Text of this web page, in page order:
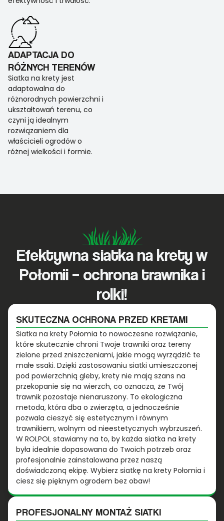
ADAPTACJA DO
RÓŻNYCH TERENÓW
Siatka na krety jest
adaptowalna do
różnorodnych powierzchni i
ukształtowań terenu, co
czyni ją idealnym
rozwiązaniem dla
właścicieli ogrodów o
różnej wielkości i formie.
Efektywna siatka na krety w
Połomii – ochrona trawnika i
rolki!
SKUTECZNA OCHRONA PRZED KRETAMI
Siatka na krety Połomia to nowoczesne rozwiązanie,
które skutecznie chroni Twoje trawniki oraz tereny
zielone przed zniszczeniami, jakie mogą wyrządzić te
małe ssaki. Dzięki zastosowaniu siatki umieszczonej
pod powierzchnią gleby, krety nie mają szans na
przekopanie się na wierzch, co oznacza, że Twój
trawnik pozostaje nienaruszony. To ekologiczna
metoda, która dba o zwierzęta, a jednocześnie
pozwala cieszyć się estetycznym i równym
trawnikiem, wolnym od nieestetycznych wybrzuszeń.
W ROLPOL stawiamy na to, by każda siatka na krety
była idealnie dopasowana do Twoich potrzeb oraz
profesjonalnie zainstalowana przez naszą
doświadczoną ekipę. Wybierz siatkę na krety Połomia i
ciesz się pięknym ogrodem bez obaw!
PROFESJONALNY MONTAŻ SIATKI